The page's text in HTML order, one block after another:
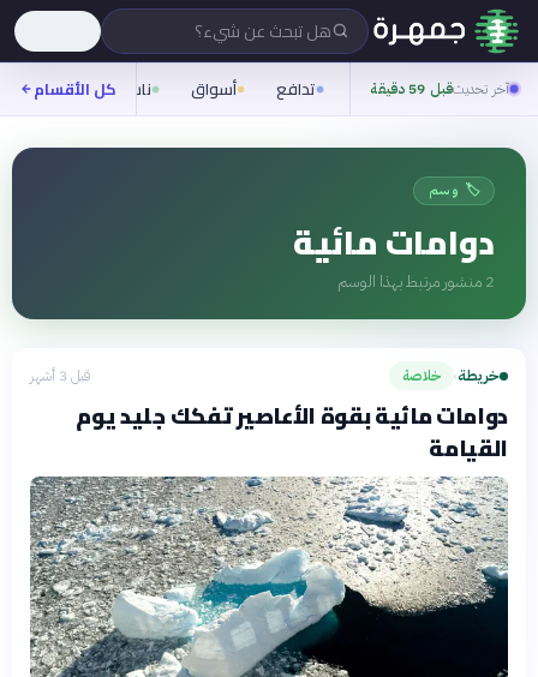
هل تبحث عن شيء؟
آخر تحديثقبل 59 دقيقة تدافع أسواق ناس روح
كل الأقسام
🏷️ وسم
دوامات مائية
2 منشور مرتبط بهذا الوسم
خريطة› خلاصة قبل 3 أشهر
دوامات مائية بقوة الأعاصير تفكك جليد يوم
القيامة